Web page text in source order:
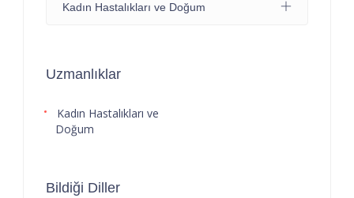
Kadın Hastalıkları ve Doğum
Uzmanlıklar
Kadın Hastalıkları ve
Doğum
Bildiği Diller